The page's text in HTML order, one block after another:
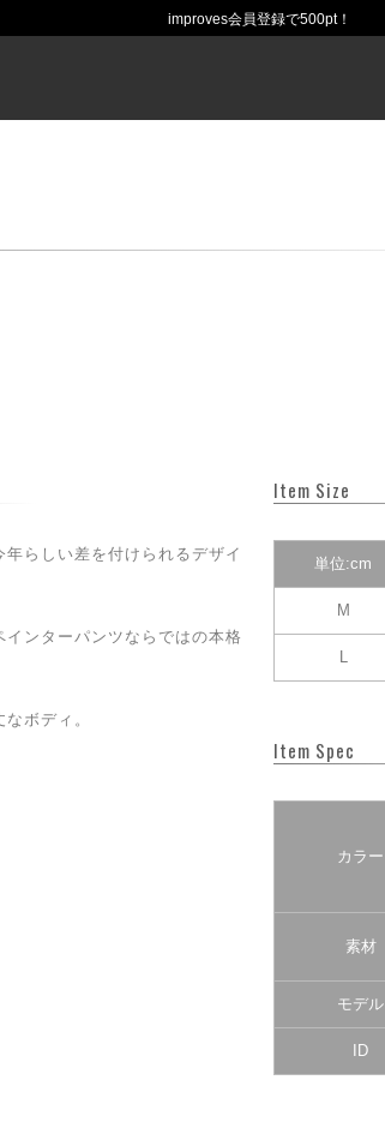
improves会員登録で500pt！
らしい差を付けられるデザイ
ンターパンツならではの本格
ボディ。
Item Size
単位:cm
M
L
Item Spec
カラー
素材
モデル
ID